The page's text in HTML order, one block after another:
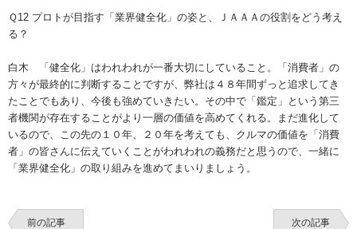
Ｑ12 プロトが目指す「業界健全化」の姿と、ＪＡＡＡの役割をどう考え
る？
白木 「健全化」はわれわれが一番大切にしていること。「消費者」の
方々が最終的に判断することですが、弊社は４８年間ずっと追求してき
たことでもあり、今後も強めていきたい。その中で「鑑定」という第三
者機関が存在することがより一層の価値を高めてくれる。まだ進化して
いるので、この先の１０年、２０年を考えても、クルマの価値を「消費
者」の皆さんに伝えていくことがわれわれの義務だと思うので、一緒に
「業界健全化」の取り組みを進めてまいりましょう。
前の記事 次の記事